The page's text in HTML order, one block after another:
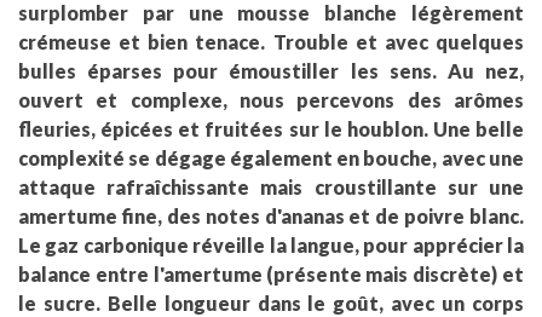
surplomber par une mousse blanche légèrement
crémeuse et bien tenace. Trouble et avec quelques
bulles éparses pour émoustiller les sens. Au nez,
ouvert et complexe, nous percevons des arômes
fleuries, épicées et fruitées sur le houblon. Une belle
complexité se dégage également en bouche, avec une
attaque rafraîchissante mais croustillante sur une
amertume fine, des notes d'ananas et de poivre blanc.
Le gaz carbonique réveille la langue, pour apprécier la
balance entre l'amertume (présente mais discrète) et
le sucre. Belle longueur dans le goût, avec un corps